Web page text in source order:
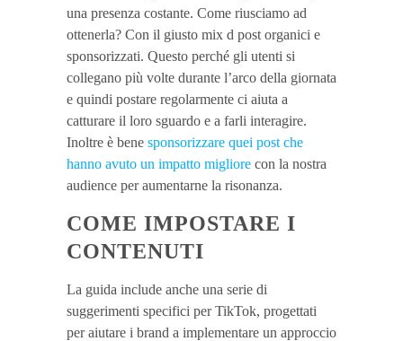
una presenza costante. Come riusciamo ad
ottenerla? Con il giusto mix d post organici e
sponsorizzati. Questo perché gli utenti si
collegano più volte durante l’arco della giornata
e quindi postare regolarmente ci aiuta a
catturare il loro sguardo e a farli interagire.
Inoltre è bene sponsorizzare quei post che
hanno avuto un impatto migliore con la nostra
audience per aumentarne la risonanza.
COME IMPOSTARE I
CONTENUTI
La guida include anche una serie di
suggerimenti specifici per TikTok, progettati
per aiutare i brand a implementare un approccio